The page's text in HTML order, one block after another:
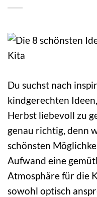
Du suchst nach
kindgerechten
Herbst liebevoll zu
genau richtig, denn
schönsten
Aufwand eine
Atmosphäre für die
sowohl optisch